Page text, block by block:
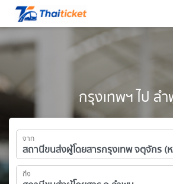
กรุงเทพฯ ไป ล
จาก
ถึง